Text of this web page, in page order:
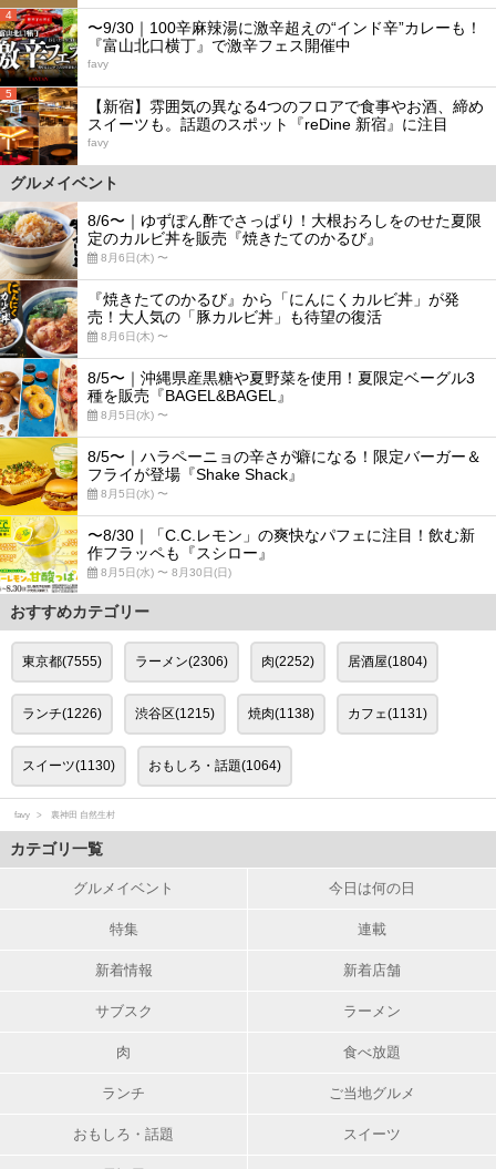
4
〜9/30｜100辛麻辣湯に激辛超えの“インド辛”カレーも！
『富山北口横丁』で激辛フェス開催中
favy
5
【新宿】雰囲気の異なる4つのフロアで食事やお酒、締め
スイーツも。話題のスポット『reDine 新宿』に注目
favy
グルメイベント
8/6〜｜ゆずぽん酢でさっぱり！大根おろしをのせた夏限
定のカルビ丼を販売『焼きたてのかるび』
8月6日(木) 〜
『焼きたてのかるび』から「にんにくカルビ丼」が発
売！大人気の「豚カルビ丼」も待望の復活
8月6日(木) 〜
8/5〜｜沖縄県産黒糖や夏野菜を使用！夏限定ベーグル3
種を販売『BAGEL&BAGEL』
8月5日(水) 〜
8/5〜｜ハラペーニョの辛さが癖になる！限定バーガー＆
フライが登場『Shake Shack』
8月5日(水) 〜
〜8/30｜「C.C.レモン」の爽快なパフェに注目！飲む新
作フラッペも『スシロー』
8月5日(水) 〜 8月30日(日)
おすすめカテゴリー
東京都(7555) ラーメン(2306) 肉(2252) 居酒屋(1804)
ランチ(1226) 渋谷区(1215) 焼肉(1138) カフェ(1131)
スイーツ(1130) おもしろ・話題(1064)
favy 裏神田 自然生村
カテゴリ一覧
グルメイベント 今日は何の日
特集 連載
新着情報 新着店舗
サブスク ラーメン
肉 食べ放題
ランチ ご当地グルメ
おもしろ・話題 スイーツ